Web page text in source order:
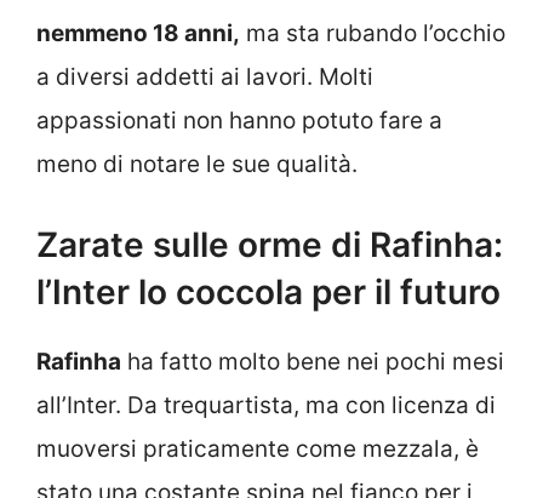
nemmeno 18 anni, ma sta rubando l’occhio
a diversi addetti ai lavori. Molti
appassionati non hanno potuto fare a
meno di notare le sue qualità.
Zarate sulle orme di Rafinha:
l’Inter lo coccola per il futuro
Rafinha ha fatto molto bene nei pochi mesi
all’Inter. Da trequartista, ma con licenza di
muoversi praticamente come mezzala, è